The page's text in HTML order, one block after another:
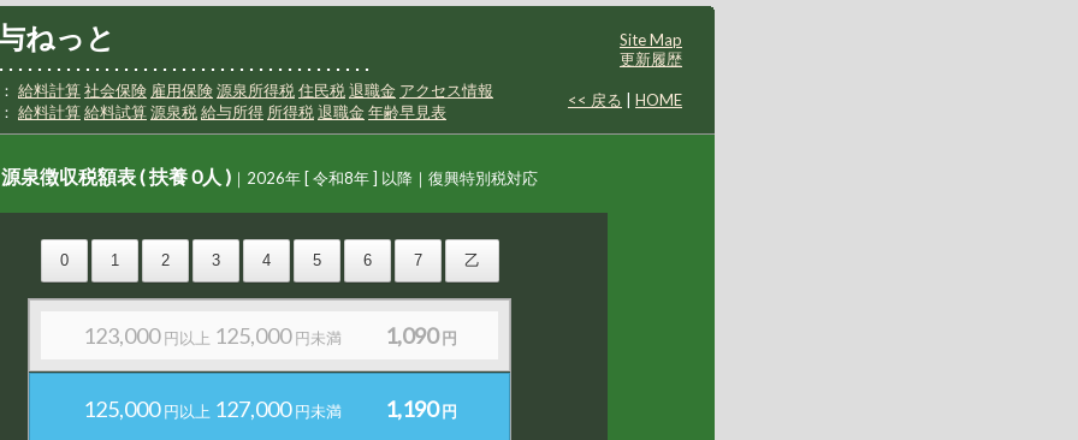
ねっと
･･････････････････････････････････････
給料計算社会保険 雇用保険源泉所得税 住民税 退職金 アクセス情報
給料計算給料試算源泉税 給与所得 所得税 退職金 年齢早見表
Site Map
更新履歴
<< 戻る HOME
源泉徴収税額表 ( 扶養 0人 ) ｜2026年 [ 令和8年 ] 以降｜復興特別税対応
115,000
117,000円以上119,000円未満 790円
119,000円以上121,000 円未満 890円
121,000円以上123,000 円未満 990
123,000円以上 125,000円未満 1,090円
125,000円以上 127,000円未満 1,190円